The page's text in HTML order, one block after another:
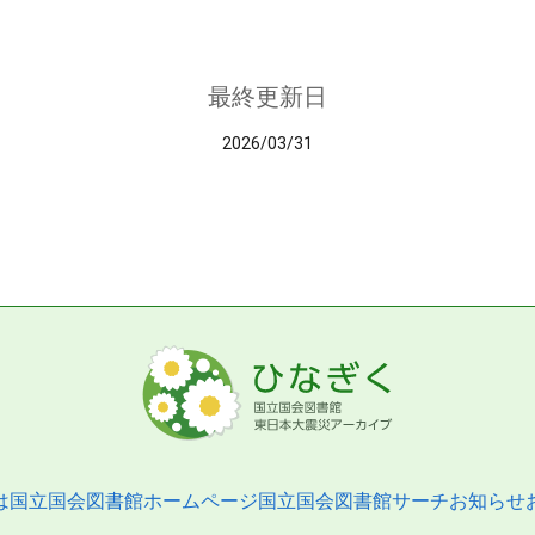
最終更新日
2026/03/31
国立国会図書館ホームページ国立国会図書館サーチお知らせ